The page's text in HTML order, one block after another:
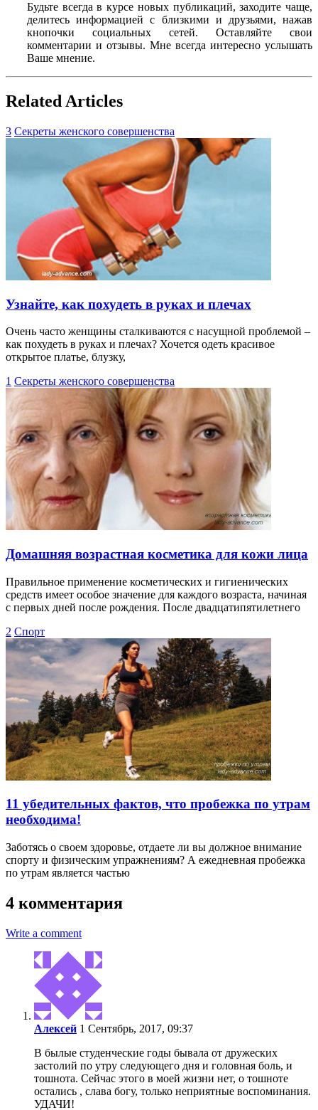
Будьте всегда в курсе новых публикаций, заходите чаще,
делитесь информацией с близкими и друзьями, нажав
кнопочки социальных сетей. Оставляйте свои
комментарии и отзывы. Мне всегда интересно услышать
Ваше мнение.
Related Articles
3 Секреты женского совершенства
Узнайте, как похудеть в руках и плечах
Очень часто женщины сталкиваются с насущной проблемой –
как похудеть в руках и плечах? Хочется одеть красивое
открытое платье, блузку,
1 Секреты женского совершенства
Домашняя возрастная косметика для кожи лица
Правильное применение косметических и гигиенических
средств имеет особое значение для каждого возраста, начиная
с первых дней после рождения. После двадцатипятилетнего
2 Спорт
11 убедительных фактов, что пробежка по утрам
необходима!
Заботясь о своем здоровье, отдаете ли вы должное внимание
спорту и физическим упражнениям? А ежедневная пробежка
по утрам является частью
4 комментария
Write a comment
Алексей 1 Сентябрь, 2017, 09:37
В былые студенческие годы бывала от дружеских
застолий по утру следующего дня и головная боль, и
тошнота. Сейчас этого в моей жизни нет, о тошноте
остались , слава богу, только неприятные воспоминания.
УДАЧИ!